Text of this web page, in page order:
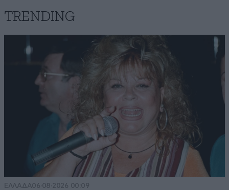
TRENDING
ΕΛΛΑΔΑ06·08·2026 00:09